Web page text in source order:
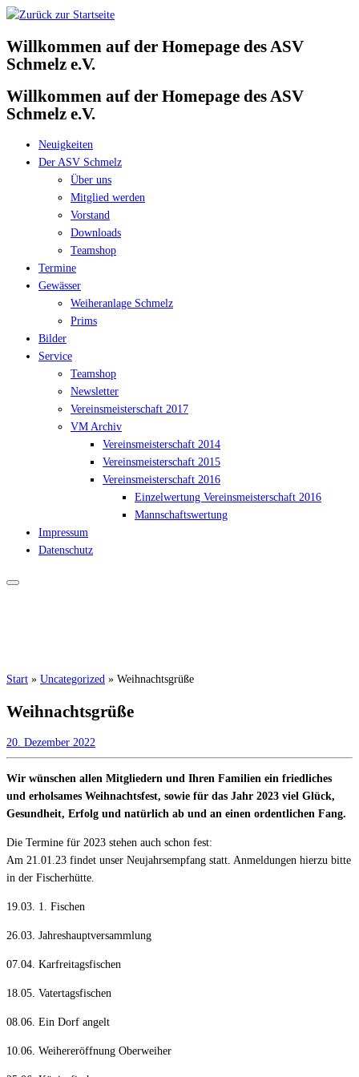
Zum
springen
Willkommen auf der Homepage des ASV
Schmelz e.V.
Willkommen auf der Homepage des ASV
Schmelz e.V.
Neuigkeiten
Der ASV Schmelz
Über uns
Mitglied werden
Vorstand
Downloads
Teamshop
Termine
Gewässer
Weiheranlage Schmelz
Prims
Bilder
Service
Teamshop
Newsletter
Vereinsmeisterschaft 2017
VM Archiv
Vereinsmeisterschaft 2014
Vereinsmeisterschaft 2015
Vereinsmeisterschaft 2016
Einzelwertung Vereinsmeisterschaft 2016
Mannschaftswertung
Impressum
Datenschutz
Start » Uncategorized » Weihnachtsgrüße
Weihnachtsgrüße
20. Dezember 2022
Wir wünschen allen Mitgliedern und Ihren Familien ein friedliches
und erholsames Weihnachtsfest, sowie für das Jahr 2023 viel Glück,
Gesundheit, Erfolg und natürlich ab und an einen ordentlichen Fang.
Die Termine für 2023 stehen auch schon fest:
Am 21.01.23 findet unser Neujahrsempfang statt. Anmeldungen hierzu bitte
in der Fischerhütte.
19.03. 1. Fischen
26.03. Jahreshauptversammlung
07.04. Karfreitagsfischen
18.05. Vatertagsfischen
08.06. Ein Dorf angelt
10.06. Weihereröffnung Oberweiher